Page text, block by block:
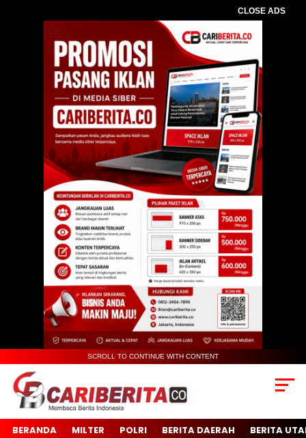
CLOSE ADS
SCROLL TO CONTINUE WITH CONTENT
BERANDA MILTER POLRI BERITA DAERAH BERITA